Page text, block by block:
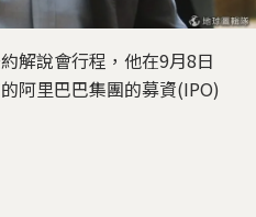
解說會行程，他在9月8日
阿里巴巴集團的募資(IPO)